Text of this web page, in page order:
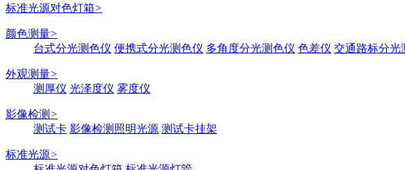
标准光源对色灯箱>
颜色测量>
台式分光测色仪 便携式分光测色仪 多角度分光测色仪 色差仪 交通路标分光
外观测量>
测厚仪 光泽度仪 雾度仪
影像检测 >
测试卡 影像检测照明光源 测试卡挂架
标准光源>